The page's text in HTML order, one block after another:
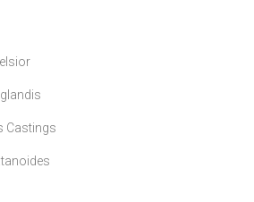
Castings